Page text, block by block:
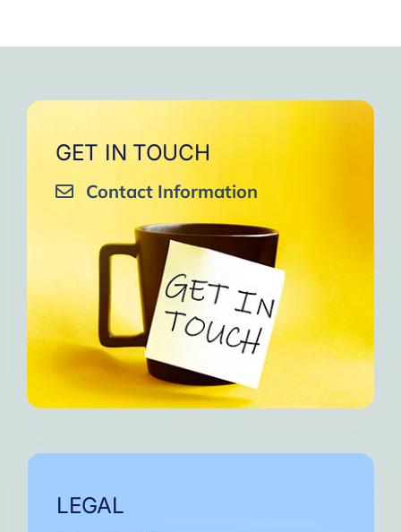
GET IN TOUCH
Contact Information
LEGAL